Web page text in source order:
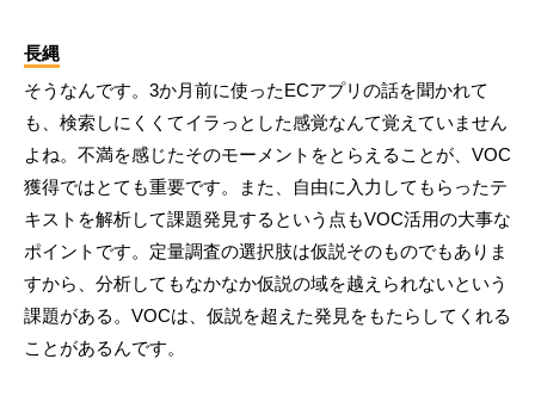
長縄
そうなんです。3か月前に使ったECアプリの話を聞かれて
も、検索しにくくてイラっとした感覚なんて覚えていません
よね。不満を感じたそのモーメントをとらえることが、VOC
獲得ではとても重要です。また、自由に入力してもらったテ
キストを解析して課題発見するという点もVOC活用の大事な
ポイントです。定量調査の選択肢は仮説そのものでもありま
すから、分析してもなかなか仮説の域を越えられないという
課題がある。VOCは、仮説を超えた発見をもたらしてくれる
ことがあるんです。